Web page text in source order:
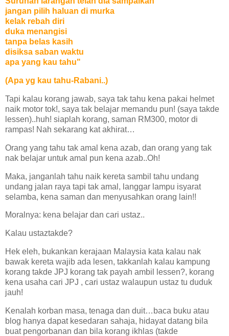
jangan pilih haluan di murka
kelak rebah diri
duka menangisi
tanpa belas kasih
disiksa saban waktu
apa yang kau tahu"
(Apa yg kau tahu-Rabani..)
Tapi kalau korang jawab, saya tak tahu kena pakai helmet
naik motor tok!, saya tak belajar memandu pun! (saya takde
lessen)..huh! siaplah korang, saman RM300, motor di
rampas! Nah sekarang kat akhirat…
Orang yang tahu tak amal kena azab, dan orang yang tak
nak belajar untuk amal pun kena azab..Oh!
Maka, janganlah tahu naik kereta sambil tahu undang
undang jalan raya tapi tak amal, langgar lampu isyarat
selamba, kena saman dan menyusahkan orang lain!!
Moralnya: kena belajar dan cari ustaz..
Kalau ustaztakde?
Hek eleh, bukankan kerajaan Malaysia kata kalau nak
bawak kereta wajib ada lesen, takkanlah kalau kampung
korang takde JPJ korang tak payah ambil lessen?, korang
kena usaha cari JPJ , cari ustaz walaupun ustaz tu duduk
jauh!
Kenalah korban masa, tenaga dan duit…baca buku atau
blog hanya dapat kesedaran sahaja, hidayat datang bila
buat pengorbanan dan bila korang ikhlas (takde